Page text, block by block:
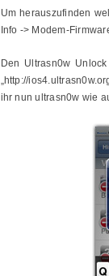
Um herauszufinden
Info -> Modem-
Den Ultrasn0w
„http://
ihr nun ultrasn0w wie